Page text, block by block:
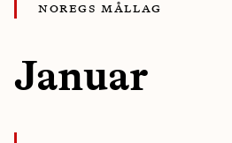
noregs mållag
Januar